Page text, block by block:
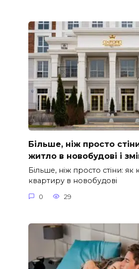
Більше, ніж просто
житло в новобудові і
Більше, ніж просто стіни: як
квартиру в новобудові
0 29